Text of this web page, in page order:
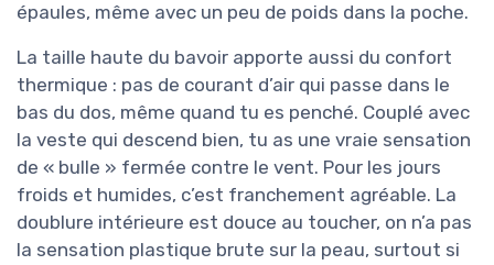
épaules, même avec un peu de poids dans la poche.
La taille haute du bavoir apporte aussi du confort
thermique : pas de courant d’air qui passe dans le
bas du dos, même quand tu es penché. Couplé avec
la veste qui descend bien, tu as une vraie sensation
de « bulle » fermée contre le vent. Pour les jours
froids et humides, c’est franchement agréable. La
doublure intérieure est douce au toucher, on n’a pas
la sensation plastique brute sur la peau, surtout si